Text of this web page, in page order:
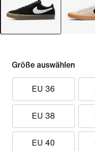
Größe auswählen
EU 36
EU 38
EU 40